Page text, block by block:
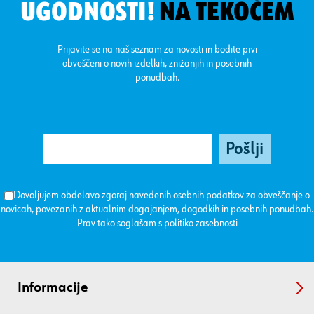
UGODNOSTI! NA TEKOČEM
Prijavite se na naš seznam za novosti in bodite prvi
obveščeni o novih izdelkih, znižanjih in posebnih
ponudbah.
Dovoljujem obdelavo zgoraj navedenih osebnih podatkov za obveščanje o
novicah, povezanih z aktualnim dogajanjem, dogodkih in posebnih ponudbah.
Prav tako soglašam s politiko zasebnosti
Informacije